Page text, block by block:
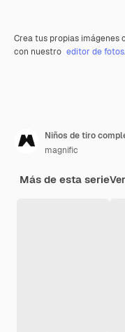
Crea tus propias imágenes
con nuestro editor de fotos.
Niños de tiro
magnific
Más de esta serie